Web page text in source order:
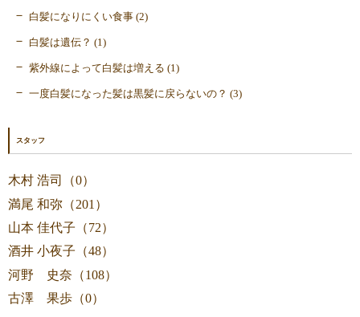
白髪になりにくい食事 (2)
白髪は遺伝？ (1)
紫外線によって白髪は増える (1)
一度白髪になった髪は黒髪に戻らないの？ (3)
スタッフ
木村 浩司（0）
満尾 和弥（201）
山本 佳代子（72）
酒井 小夜子（48）
河野 史奈（108）
古澤 果歩（0）